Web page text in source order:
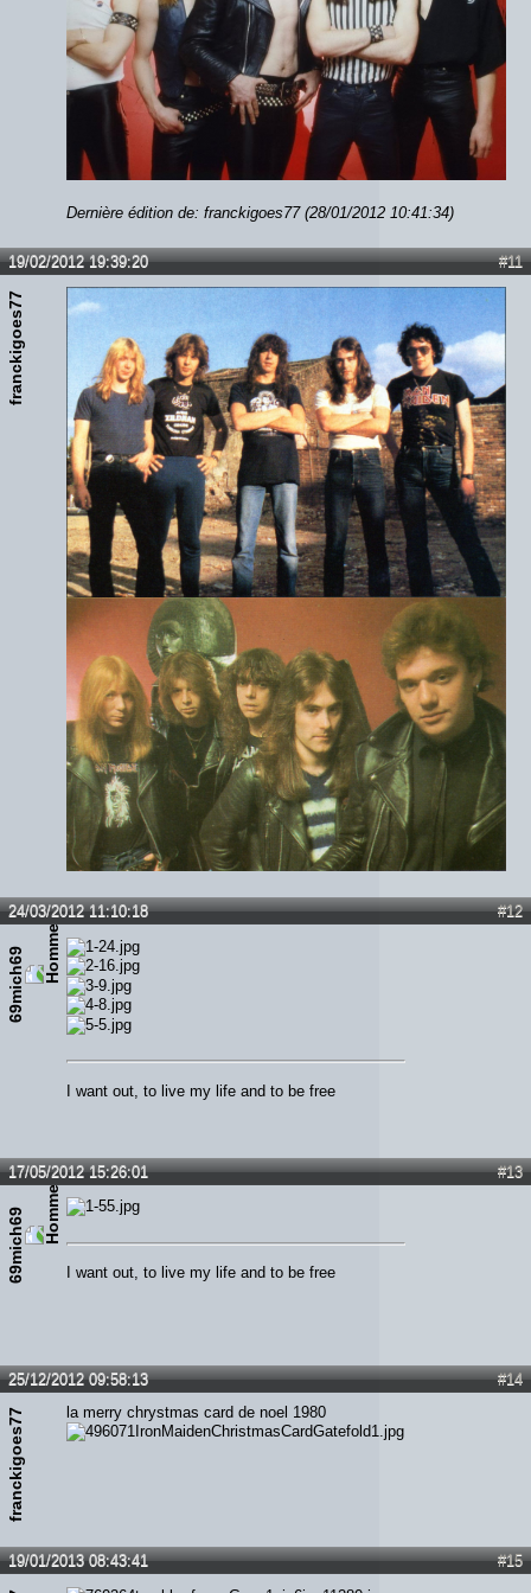
Dernière édition de: franckigoes77 (28/01/2012 10:41:34)
#11
19/02/2012 19:39:20
franckigoes77
#12
24/03/2012 11:10:18
69mich69
I want out, to live my life and to be free
#13
17/05/2012 15:26:01
69mich69 I want out, to live my life and to be free
#14
25/12/2012 09:58:13
franckigoes77 la merry chrystmas card de noel 1980
#15
19/01/2013 08:43:41